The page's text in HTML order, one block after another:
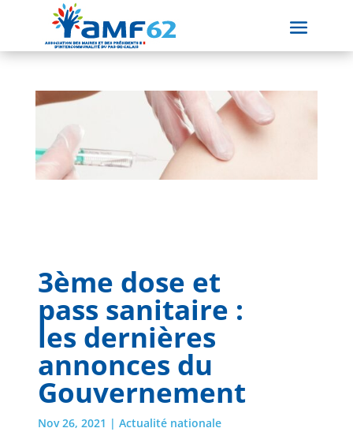
3ème dose et
pass sanitaire :
les dernières
annonces du
Gouvernement
Nov 26, 2021 | Actualité nationale